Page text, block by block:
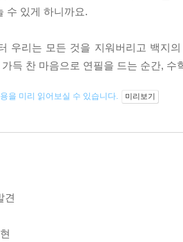
수 있게 하니까요.
우리는 모든 것을 지워버리고 백지
가득 찬 마음으로 연필을 드는 순간,
을 미리 읽어보실 수 있습니다. 미리보기
견